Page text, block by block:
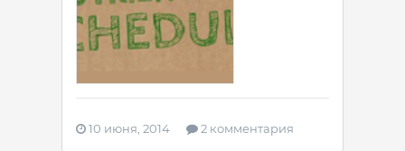
10 июня, 2014 2 комментария